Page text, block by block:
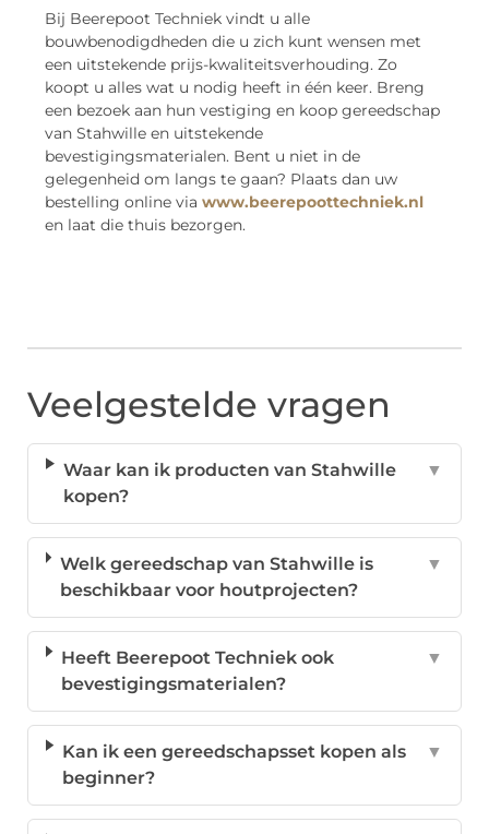
Bij Beerepoot Techniek vindt u alle
bouwbenodigdheden die u zich kunt wensen met
een uitstekende prijs-kwaliteitsverhouding. Zo
koopt u alles wat u nodig heeft in één keer. Breng
een bezoek aan hun vestiging en koop gereedschap
van Stahwille en uitstekende
bevestigingsmaterialen. Bent u niet in de
gelegenheid om langs te gaan? Plaats dan uw
bestelling online via www.beerepoottechniek.nl
en laat die thuis bezorgen.
Veelgestelde vragen
Waar kan ik producten van Stahwille
kopen?
▼
Welk gereedschap van Stahwille is
beschikbaar voor houtprojecten?
▼
Heeft Beerepoot Techniek ook
bevestigingsmaterialen?
▼
Kan ik een gereedschapsset kopen als
beginner?
▼